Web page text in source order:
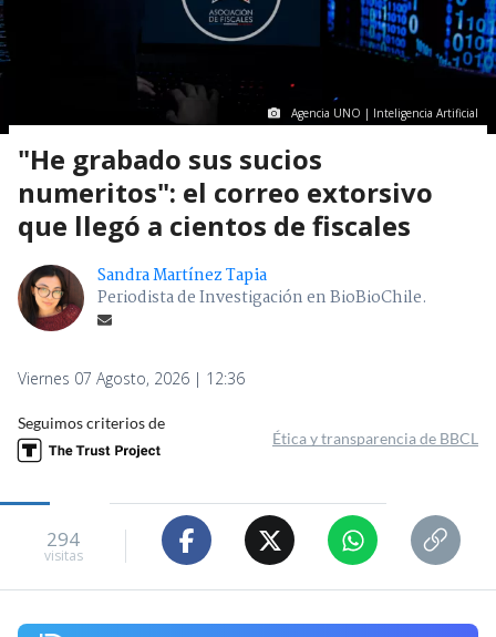
Agencia UNO | Inteligencia Artificial
"He grabado sus sucios
numeritos": el correo extorsivo
que llegó a cientos de fiscales
Sandra Martínez Tapia
Periodista de Investigación en BioBioChile.
Viernes 07 Agosto, 2026 | 12:36
Seguimos criterios de
Ética y transparencia de BBCL
294
visitas